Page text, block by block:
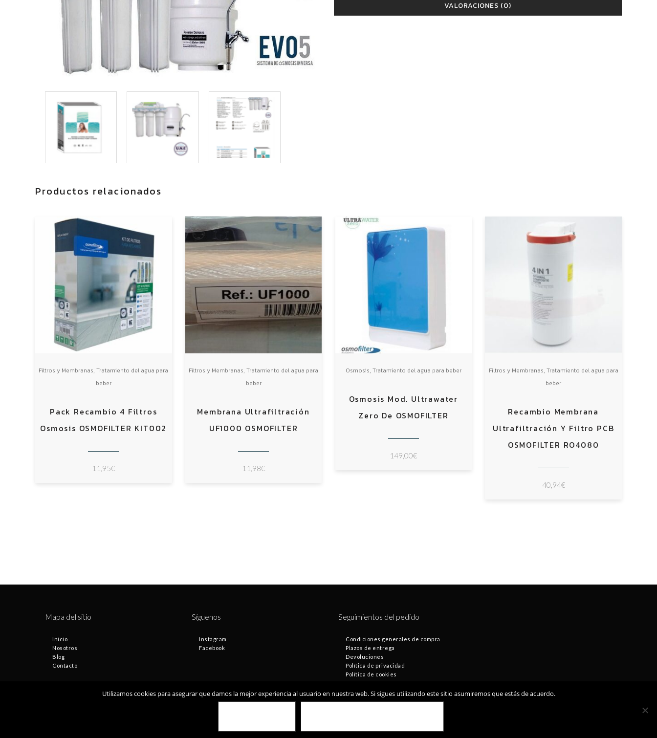
VALORACIONES (0)
Productos relacionados
Filtros y Membranas,Tratamiento del agua para
beber
Pack Recambio 4 Filtros
Osmosis OSMOFILTER KIT002
11,95€
Filtros y Membranas,Tratamiento del agua para
beber
Membrana Ultrafiltración
UF1000 OSMOFILTER
11,98€
Osmosis, Tratamiento del agua para beber
Osmosis Mod. Ultrawater
Zero De OSMOFILTER
149,00€
Filtros y Membranas, Tratamiento del agua para
beber
Recambio Membrana
Ultrafiltración Y Filtro PCB
OSMOFILTER RO4080
40,94€
Mapa del sitio
Inicio
Nosotros
Blog
Contacto
Síguenos
Instagram
Facebook
Seguimientos del pedido
Condiciones generales de compra
Plazos de entrega
Devoluciones
Política de privacidad
Política de cookies
© Fontamax 2019
Utilizamos cookies para asegurar que damos la mejor experiencia al usuario en nuestra web. Si sigues utilizando este sitio asumiremos que estás de acuerdo.